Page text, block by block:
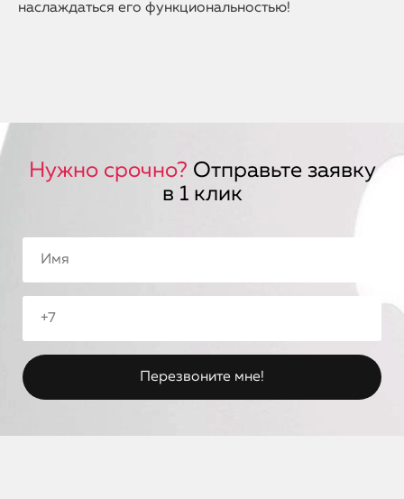
наслаждаться его функциональностью!
Нужно срочно? Отправьте заявку
в 1 клик